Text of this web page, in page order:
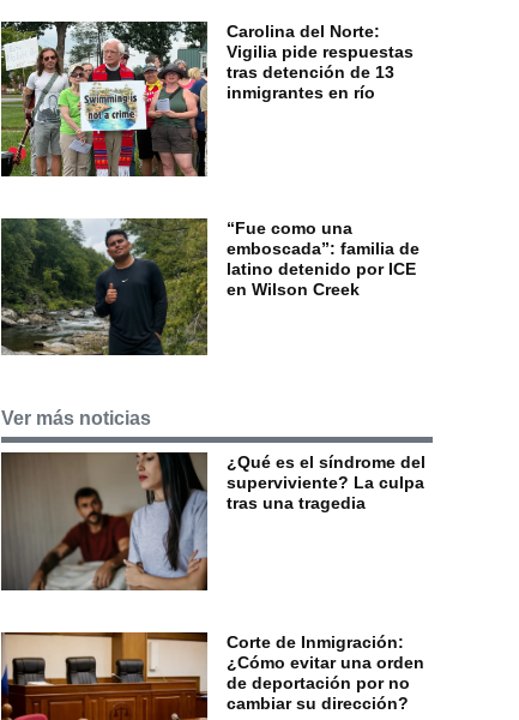
Carolina del Norte:
Vigilia pide respuestas
tras detención de 13
inmigrantes en río
“Fue como una
emboscada”: familia de
latino detenido por ICE
en Wilson Creek
Ver más noticias
¿Qué es el síndrome del
superviviente? La culpa
tras una tragedia
Corte de Inmigración:
¿Cómo evitar una orden
de deportación por no
cambiar su dirección?